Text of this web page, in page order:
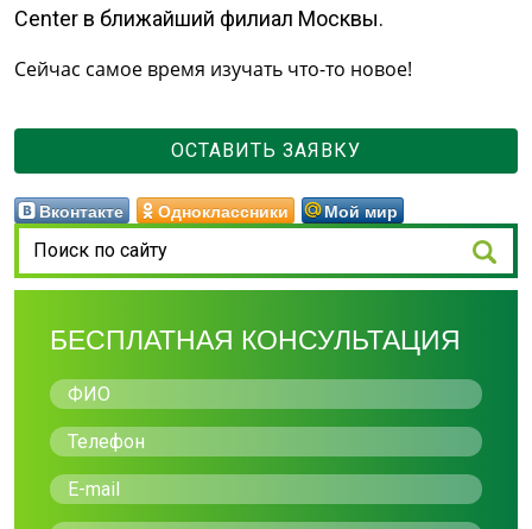
Center в ближайший филиал Москвы.
Сейчас самое время изучать что-то новое!
ОСТАВИТЬ ЗАЯВКУ
Вконтакте Одноклассники Мой мир
БЕСПЛАТНАЯ КОНСУЛЬТАЦИЯ